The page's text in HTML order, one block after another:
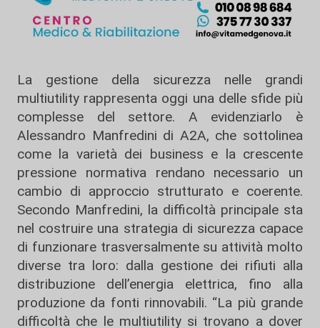
La gestione della sicurezza nelle grandi
multiutility rappresenta oggi una delle sfide più
complesse del settore. A evidenziarlo è
Alessandro Manfredini di A2A, che sottolinea
come la varietà dei business e la crescente
pressione normativa rendano necessario un
cambio di approccio strutturato e coerente.
Secondo Manfredini, la difficoltà principale sta
nel costruire una strategia di sicurezza capace
di funzionare trasversalmente su attività molto
diverse tra loro: dalla gestione dei rifiuti alla
distribuzione dell’energia elettrica, fino alla
produzione da fonti rinnovabili. “La più grande
difficoltà che le multiutility si trovano a dover